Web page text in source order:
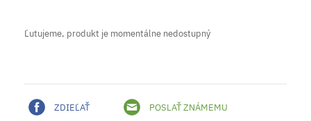
Ľutujeme, produkt je momentálne nedostupný
ZDIEĽAŤ POSLAŤ ZNÁMEMU